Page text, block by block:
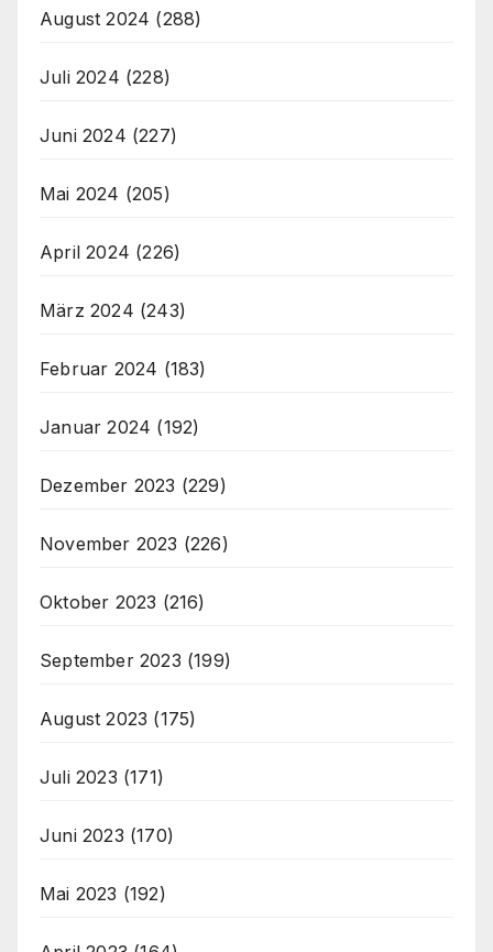
August 2024 (288)
Juli 2024 (228)
Juni 2024 (227)
Mai 2024 (205)
April 2024 (226)
März 2024 (243)
Februar 2024 (183)
Januar 2024 (192)
Dezember 2023 (229)
November 2023 (226)
Oktober 2023 (216)
September 2023 (199)
August 2023 (175)
Juli 2023 (171)
Juni 2023 (170)
Mai 2023 (192)